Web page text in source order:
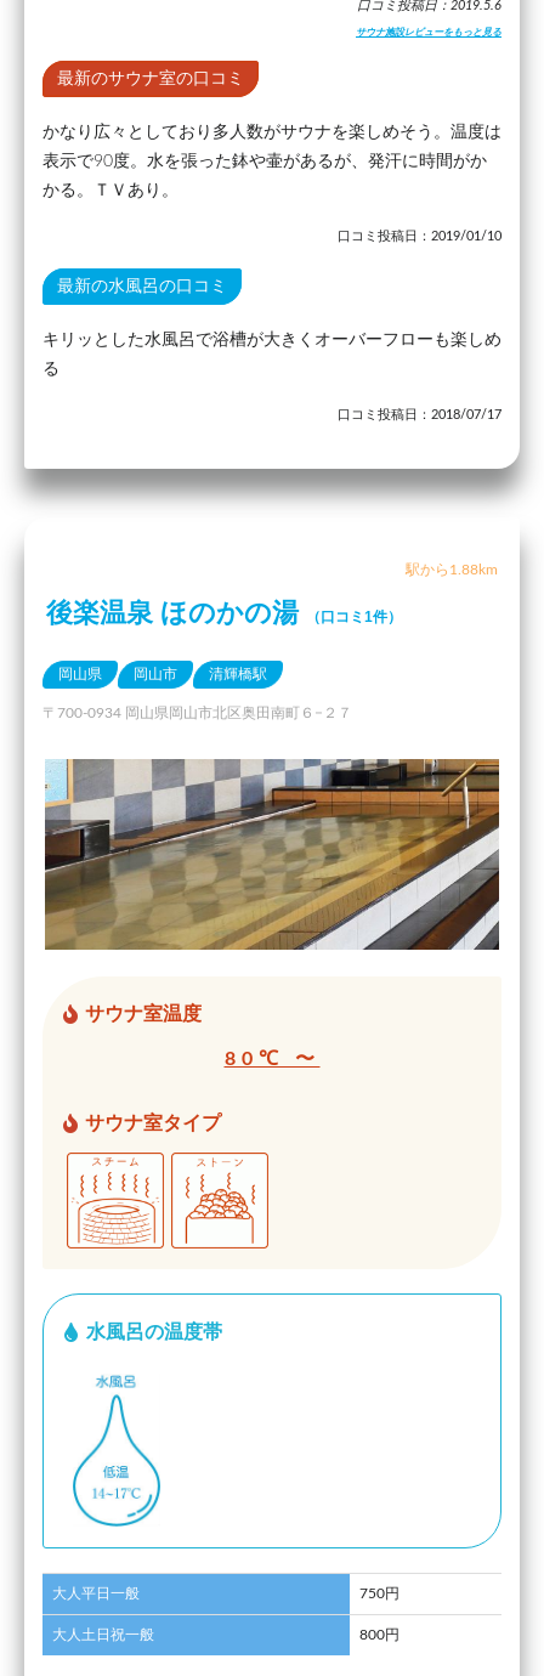
口コミ投稿日：2019.5.6
サウナ施設レビューをもっと見る
最新のサウナ室の口コミ
かなり広々としており多人数がサウナを楽しめそう。温度は
表示で90度。水を張った鉢や壷があるが、発汗に時間がか
かる。ＴＶあり。
口コミ投稿日：2019/01/10
最新の水風呂の口コミ
キリッとした水風呂で浴槽が大きくオーバーフローも楽しめ
る
口コミ投稿日：2018/07/17
駅から1.88km
後楽温泉 ほのかの湯 （口コミ1件）
岡山県 岡山市 清輝橋駅
〒700-0934 岡山県岡山市北区奥田南町６−２７
サウナ室温度
80℃ 〜
サウナ室タイプ
水風呂の温度帯
大人平日一般 750円
大人土日祝一般 800円